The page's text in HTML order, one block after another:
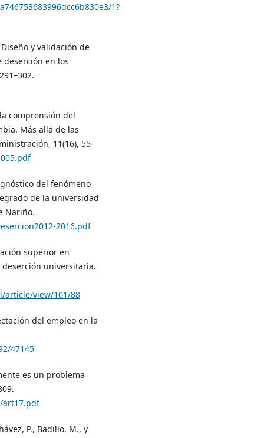
1?
y validación de
en los
comprensión del
Más allá de las
11(16), 55-
del fenómeno
de la universidad
Nariño.
2016.pdf
superior en
universitaria.
article/view/101/88
del empleo en la
47145
es un problema
art17.pdf
P., Badillo, M., y